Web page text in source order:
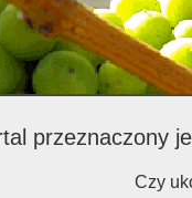
Zalecenia
przeznaczony
Czy